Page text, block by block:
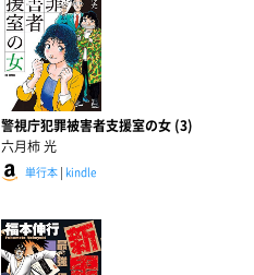
警視庁犯罪被害者支援室の女 (3)
六月柿 光
単行本| kindle